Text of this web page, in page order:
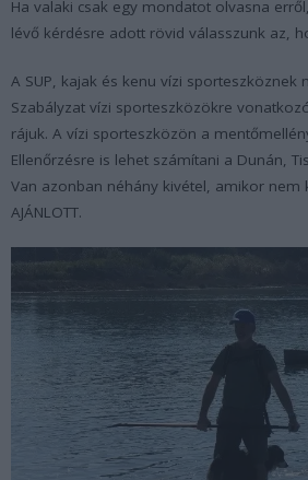
Ha valaki csak egy mondatot olvasna
lévő kérdésre adott rövid válasszunk az,
A SUP, kajak és kenu vízi sporteszköznek
Szabályzat vízi sporteszközökre
rájuk. A vízi sporteszközön a
Ellenőrzésre is lehet számítani a Dunán,
Van azonban néhány kivétel, amikor nem
AJÁNLOTT.